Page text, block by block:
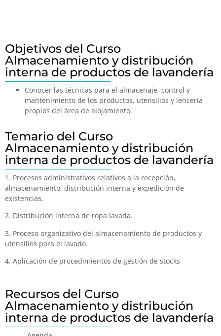
Objetivos del Curso
Almacenamiento y distribución
interna de productos de lavandería
Conocer las técnicas para el almacenaje, control y
mantenimiento de los productos, utensilios y lencería
propios del área de alojamiento.
Temario del Curso
Almacenamiento y distribución
interna de productos de lavandería
1. Procesos administrativos relativos a la recepción,
almacenamiento, distribución interna y expedición de
existencias.
2. Distribución interna de ropa lavada.
3. Proceso organizativo del almacenamiento de productos y
utensilios para el lavado.
4. Aplicación de procedimientos de gestión de stocks
Recursos del Curso
Almacenamiento y distribución
interna de productos de lavandería